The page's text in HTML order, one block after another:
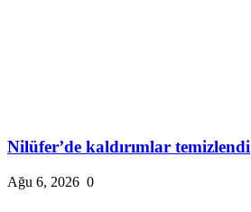
Nilüfer’de kaldırımlar temizlendi
Ağu 6, 2026 0